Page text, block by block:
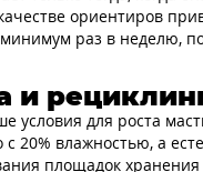
ориентиров
раз в неделю,
и
условия для роста
20% влажностью, а
площадок